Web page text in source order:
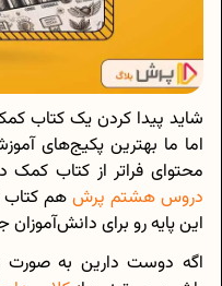
شاید پیدا کردن یک کتاب
اما ما بهترین پکیج‌های
محتوای فراتر از کتاب
دروس هشتم پرش هم
این پایه رو برای دانش‌آموزان
اگه دوست دارین به صورت